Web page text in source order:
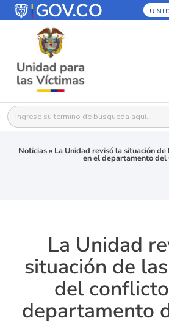
Buscar:
Noticias» La Unidad revisó la situación
en el departamento del
La Unidad
situación de
del
departamento